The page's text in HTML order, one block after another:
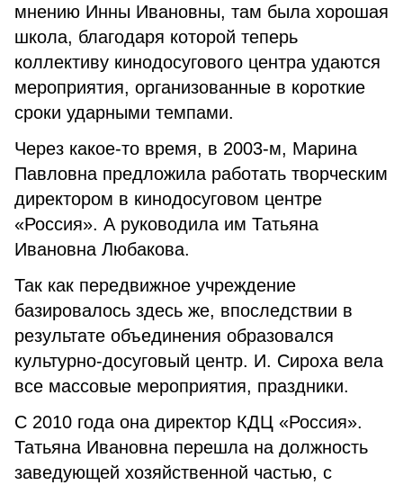
мнению Инны Ивановны, там была хорошая
школа, благодаря которой теперь
коллективу кинодосугового центра удаются
мероприятия, организованные в короткие
сроки ударными темпами.
Через какое-то время, в 2003-м, Марина
Павловна предложила работать творческим
директором в кинодосуговом центре
«Россия». А руководила им Татьяна
Ивановна Любакова.
Так как передвижное учреждение
базировалось здесь же, впоследствии в
результате объединения образовался
культурно-досуговый центр. И. Сироха вела
все массовые мероприятия, праздники.
С 2010 года она директор КДЦ «Россия».
Татьяна Ивановна перешла на должность
заведующей хозяйственной частью, с